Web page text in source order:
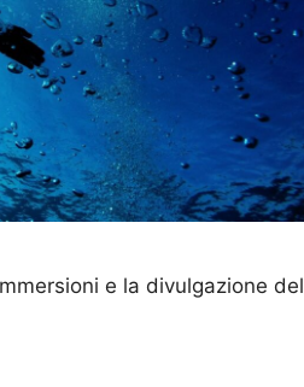
e la divulgazione del